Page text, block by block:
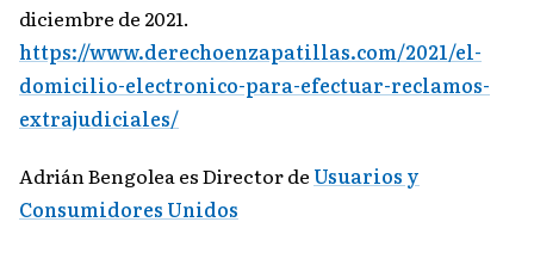
diciembre de 2021.
https://www.derechoenzapatillas.com/2021/el-
domicilio-electronico-para-efectuar-reclamos-
extrajudiciales/
Adrián Bengolea es Director de Usuarios y
Consumidores Unidos